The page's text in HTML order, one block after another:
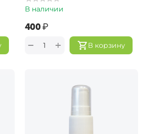
В наличии
‍400‍₽
В корзину
+
−